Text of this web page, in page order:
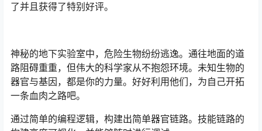
了并且获得了特别好评。
神秘的地下实验室中，危险生物纷纷逃逸。通往地面的道
路阻碍重重，但伟大的科学家从不抱怨环境。未知生物的
器官与基因，都是你的力量。好好利用他们，为自己开拓
一条血肉之路吧。
通过简单的编程逻辑，构建出简单器官链路。技能链路的